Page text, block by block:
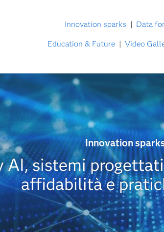
Innovation sparks | Data
Education & Future |Video
Innovation
sistemi
affidabilità e